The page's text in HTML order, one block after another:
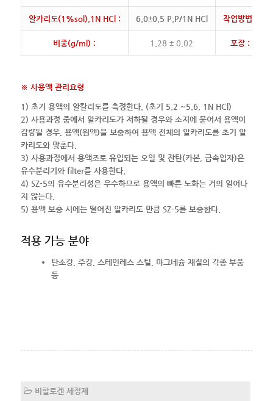
알카리도(1%sol),1N HCl : 6.0±0.5 P.P/1N HCl 작업방법 :
비중(g/ml) : 1.28 ± 0.02 포장 :
※ 사용액 관리요령
1) 초기 용액의 알칼리도를 측정한다. (초기 5.2 ~5.6, 1N HCl)
2) 사용과정 중에서 알카리도가 저하될 경우와 소지에 묻어서 용액이
감량될 경우, 용액(원액)을 보충하여 용액 전체의 알카리도를 초기 알
카리도와 맞춘다.
3) 사용과정에서 용액조로 유입되는 오일 및 잔탄(카본, 금속입자)은
유수분리기와 filter를 사용한다.
4) SZ-5의 유수분리성은 우수하므로 용액의 빠른 노화는 거의 일어나
지 않는다.
5) 용액 보충 시에는 떨어진 알카리도 만큼 SZ-5를 보충한다.
적용 가능 분야
탄소강, 주강, 스테인레스 스틸, 마그네슘 재질의 각종 부품
등
비할로겐 세정제